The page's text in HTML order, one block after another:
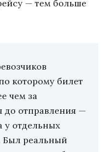
— тем больше
которому билет
чем за
до отправления —
у отдельных
Был реальный